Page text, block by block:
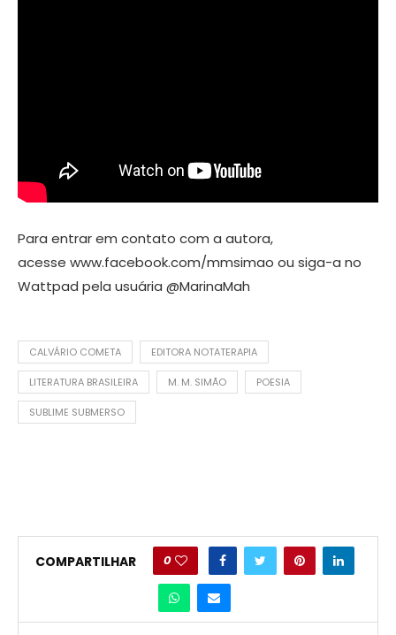
Para entrar em contato com a autora,
acesse www.facebook.com/mmsimao ou siga-a no
Wattpad pela usuária @MarinaMah
CALVÁRIO COMETA EDITORA NOTATERAPIA
LITERATURA BRASILEIRA M. M. SIMÃO POESIA
SUBLIME SUBMERSO
COMPARTILHAR 0